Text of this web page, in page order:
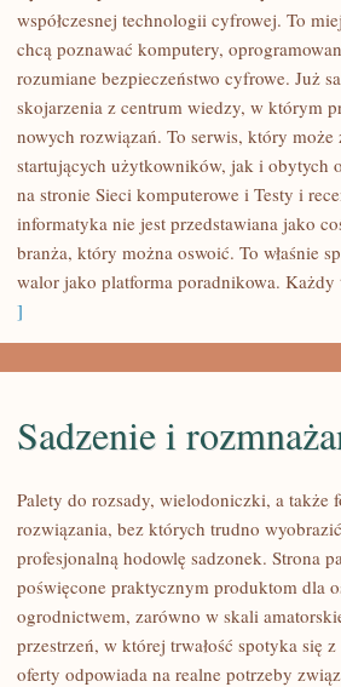
OPROGRAMOWANIE
współczesnej technologii cyfrowej. To
chcą poznawać komputery,
rozumiane bezpieczeństwo cyfrowe. Już
skojarzenia z centrum wiedzy, w którym
nowych rozwiązań. To serwis, który może
startujących użytkowników, jak i obytych
na stronie Sieci komputerowe i Testy i
informatyka nie jest przedstawiana jako
branża, który można oswoić. To właśnie
walor jako platforma poradnikowa. Każdy
]
SADZENIE
Sadzenie i
Palety do rozsady, wielodoniczki, a także
rozwiązania, bez których trudno
profesjonalną hodowlę sadzonek. Strona
poświęcone praktycznym produktom dla
ogrodnictwem, zarówno w skali
przestrzeń, w której trwałość spotyka się
oferty odpowiada na realne potrzeby